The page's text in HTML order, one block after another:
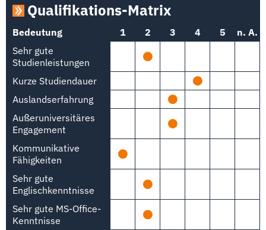
Qualifikations-Matrix
Bedeutung 1 2 3 4 5
n. A.
Sehr gute
Studienleistungen
Kurze Studiendauer
Auslandserfahrung
Außeruniversitäres
Engagement
Kommunikative
Fähigkeiten
Sehr gute
Englischkenntnisse
Sehr gute MS-Office-
Kenntnisse